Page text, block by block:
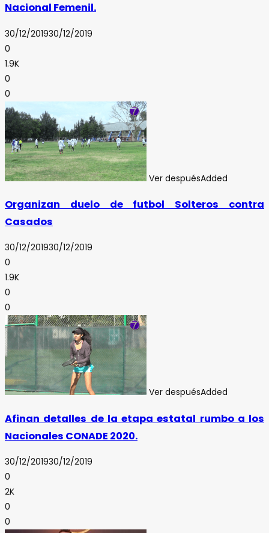
Nacional Femenil.
30/12/201930/12/2019
0
1.9K
0
0
Ver despuésAdded
Organizan duelo de futbol Solteros contra
Casados
30/12/201930/12/2019
0
1.9K
0
0
Ver despuésAdded
Afinan detalles de la etapa estatal rumbo a los
Nacionales CONADE 2020.
30/12/201930/12/2019
0
2K
0
0